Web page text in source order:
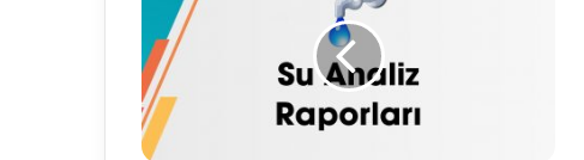
Analiz
Raporu